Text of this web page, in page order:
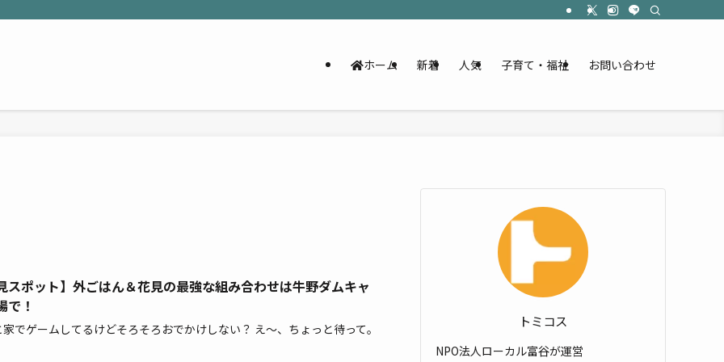
ホーム 新着 人気 子育て・福祉 お問い合わせ
スポット】外ごはん＆花見の最強な組み合わせは牛野ダムキャ
で！
でゲームしてるけどそろそろおでかけしない？ え〜、ちょっと待って。 トミコス
NPO法人ローカル富谷が運営